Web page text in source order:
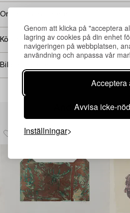
Genom att klicka på "acceptera
lagring av cookies på din enhet
navigeringen på webbplatsen,
användning och anpassa vår
Acceptera
Avvisa icke-
Inställningar
Omfattas av följerätt
Köpinformation
Bildrättigheter
Andra har